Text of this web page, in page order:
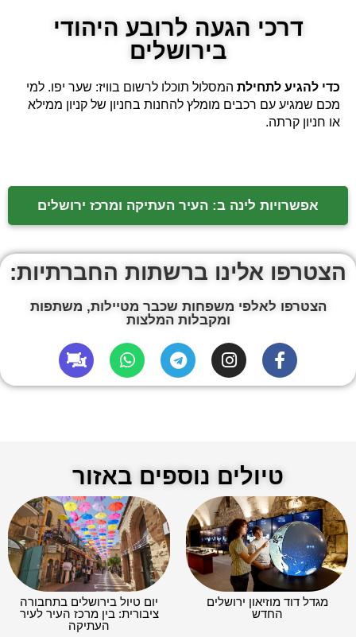
דרכי הגעה לרובע היהודי
בירושלים
כדי להגיע לתחילת המסלול תוכלו לרשום בוויז: שער יפו. למי
מכם שמגיע עם רכבים מומלץ להחנות בחניון של קניון ממילא
או חניון קרתה.
אפשרויות לינה ב: העיר העתיקה ומרכז ירושלים
הצטרפו אלינו ברשתות החברתיות:
הצטרפו לאלפי משפחות שכבר מטיילות, משתפות
ומקבלות המלצות
טיולים נוספים באזור
מגדל דוד מוזיאון ירושלים
החדש
יום טיול בירושלים בתחבורה
ציבורית: בין מרכז העיר לעיר
העתיקה